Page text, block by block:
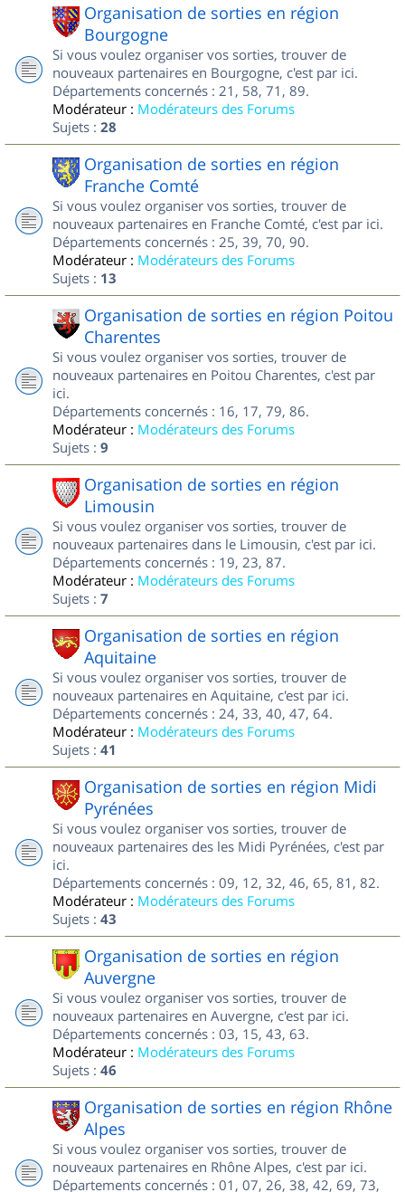
Organisation de sorties en région
Bourgogne
Si vous voulez organiser vos sorties, trouver de
nouveaux partenaires en Bourgogne, c'est par ici.
Départements concernés : 21, 58, 71, 89.
Modérateur : Modérateurs des Forums
Sujets : 28
Organisation de sorties en région
Franche Comté
Si vous voulez organiser vos sorties, trouver de
nouveaux partenaires en Franche Comté, c'est par ici.
Départements concernés : 25, 39, 70, 90.
Modérateur : Modérateurs des Forums
Sujets : 13
Organisation de sorties en région Poitou
Charentes
Si vous voulez organiser vos sorties, trouver de
nouveaux partenaires en Poitou Charentes, c'est par
ici.
Départements concernés : 16, 17, 79, 86.
Modérateur : Modérateurs des Forums
Sujets : 9
Organisation de sorties en région
Limousin
Si vous voulez organiser vos sorties, trouver de
nouveaux partenaires dans le Limousin, c'est par ici.
Départements concernés : 19, 23, 87.
Modérateur : Modérateurs des Forums
Sujets : 7
Organisation de sorties en région
Aquitaine
Si vous voulez organiser vos sorties, trouver de
nouveaux partenaires en Aquitaine, c'est par ici.
Départements concernés : 24, 33, 40, 47, 64.
Modérateur : Modérateurs des Forums
Sujets : 41
Organisation de sorties en région Midi
Pyrénées
Si vous voulez organiser vos sorties, trouver de
nouveaux partenaires des les Midi Pyrénées, c'est par
ici.
Départements concernés : 09, 12, 32, 46, 65, 81, 82.
Modérateur : Modérateurs des Forums
Sujets : 43
Organisation de sorties en région
Auvergne
Si vous voulez organiser vos sorties, trouver de
nouveaux partenaires en Auvergne, c'est par ici.
Départements concernés : 03, 15, 43, 63.
Modérateur : Modérateurs des Forums
Sujets : 46
Organisation de sorties en région Rhône
Alpes
Si vous voulez organiser vos sorties, trouver de
nouveaux partenaires en Rhône Alpes, c'est par ici.
Départements concernés : 01, 07, 26, 38, 42, 69, 73,